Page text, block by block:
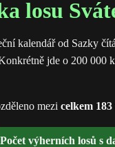
losu
kalendář od Sazky
jde o 200 000
mezi celkem
Počet výherních losů s